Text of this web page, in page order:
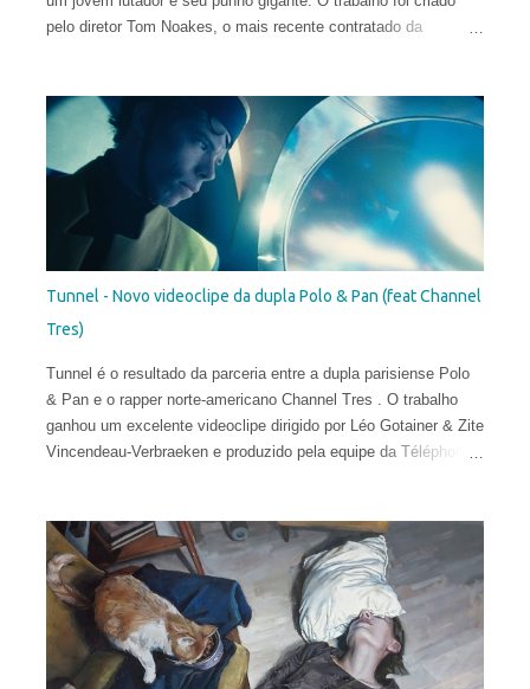
pelo diretor Tom Noakes, o mais recente contratado da
Trub Animation.
Tunnel - Novo videoclipe da dupla Polo & Pan (feat Channel
Tres)
Tunnel é o resultado da parceria entre a dupla parisiense Polo
& Pan e o rapper norte-americano Channel Tres . O trabalho
ganhou um excelente videoclipe dirigido por Léo Gotainer & Zite
Vincendeau-Verbraeken e produzido pela equipe da Téléphone